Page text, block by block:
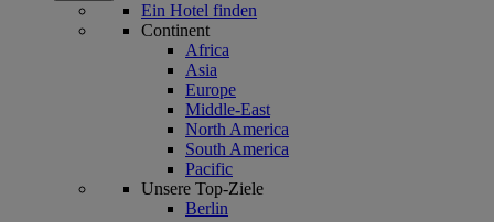
Ein Hotel finden
Continent
Africa
Asia
Europe
Middle-East
North America
South America
Pacific
Unsere Top-Ziele
Berlin